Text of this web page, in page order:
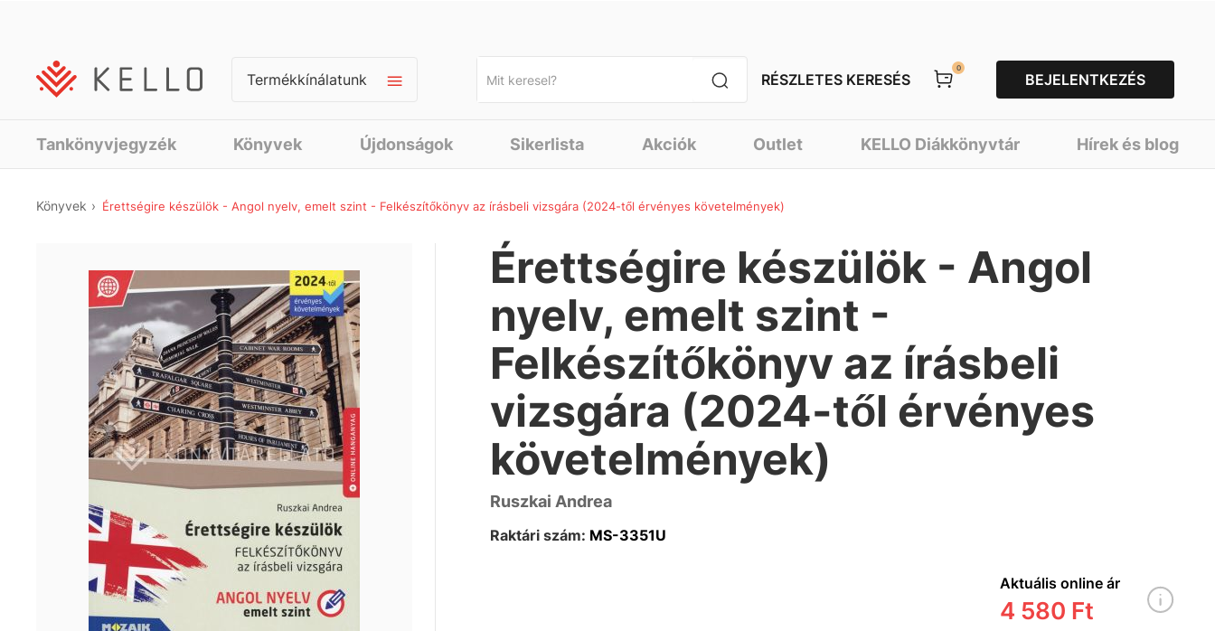
Termékkínálatunk RÉSZLETES KERESÉS
0
BEJELENTKEZÉS
Tankönyvjegyzék Könyvek Újdonságok Sikerlista Akciók Outlet KELLO Diákkönyvtár Hírek és blog
Könyvek Érettségire készülök - Angol nyelv, emelt szint - Felkészítőkönyv az írásbeli vizsgára (2024-től érvényes követelmények)
Érettségire készülök - Angol
nyelv, emelt szint -
Felkészítőkönyv az írásbeli
vizsgára (2024-től érvényes
követelmények)
Ruszkai Andrea
Raktári szám: MS-3351U
Aktuális online ár
4 580 Ft